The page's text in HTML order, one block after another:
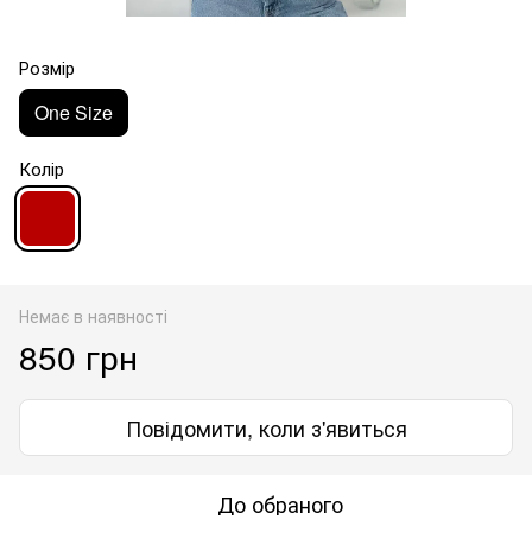
Розмір
One Size
Колір
Немає в наявності
850 грн
Повідомити, коли з'явиться
До обраного